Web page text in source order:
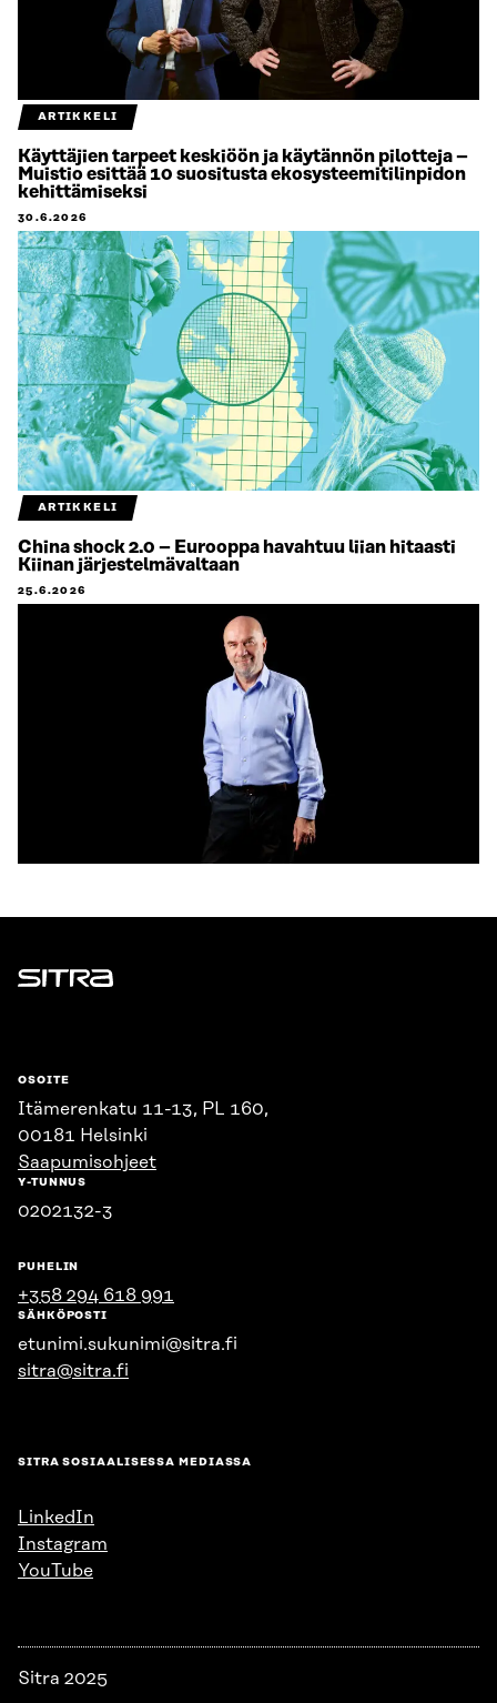
ARTIKKELI
Käyttäjien tarpeet keskiöön ja käytännön pilotteja –
Muistio esittää 10 suositusta ekosysteemitilinpidon
kehittämiseksi
30.6.2026
ARTIKKELI
China shock 2.0 – Eurooppa havahtuu liian hitaasti
Kiinan järjestelmävaltaan
25.6.2026
Sitra
OSOITE
Itämerenkatu 11-13, PL 160,
00181 Helsinki
Saapumisohjeet
Y-TUNNUS
0202132-3
PUHELIN
+358 294 618 991
SÄHKÖPOSTI
etunimi.sukunimi@sitra.fi
sitra@sitra.fi
SITRA SOSIAALISESSA MEDIASSA
LinkedIn
Instagram
YouTube
Sitra 2025